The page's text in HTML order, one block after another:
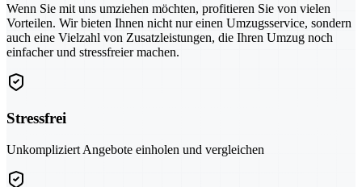
Wenn Sie mit uns umziehen möchten, profitieren Sie von vielen
Vorteilen. Wir bieten Ihnen nicht nur einen Umzugsservice, sondern
auch eine Vielzahl von Zusatzleistungen, die Ihren Umzug noch
einfacher und stressfreier machen.
Stressfrei
Unkompliziert Angebote einholen und vergleichen